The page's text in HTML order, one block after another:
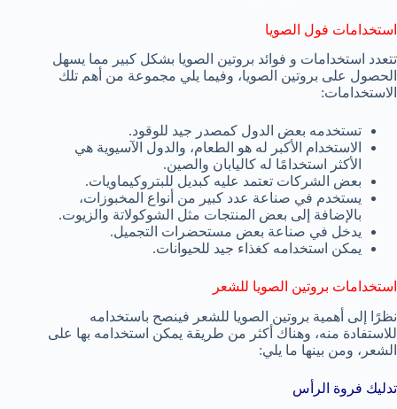
استخدامات فول الصويا
تتعدد استخدامات و فوائد بروتين الصويا بشكل كبير مما يسهل
الحصول على بروتين الصويا، وفيما يلي مجموعة من أهم تلك
الاستخدامات:
تستخدمه بعض الدول كمصدر جيد للوقود.
الاستخدام الأكبر له هو الطعام، والدول الآسيوية هي
الأكثر استخدامًا له كاليابان والصين.
بعض الشركات تعتمد عليه كبديل للبتروكيماويات.
يستخدم في صناعة عدد كبير من أنواع المخبوزات،
بالإضافة إلى بعض المنتجات مثل الشوكولاتة والزيوت.
يدخل في صناعة بعض مستحضرات التجميل.
يمكن استخدامه كغذاء جيد للحيوانات.
استخدامات بروتين الصويا للشعر
نظرًا إلى أهمية بروتين الصويا للشعر فينصح باستخدامه
للاستفادة منه، وهناك أكثر من طريقة يمكن استخدامه بها على
الشعر، ومن بينها ما يلي:
تدليك فروة الرأس